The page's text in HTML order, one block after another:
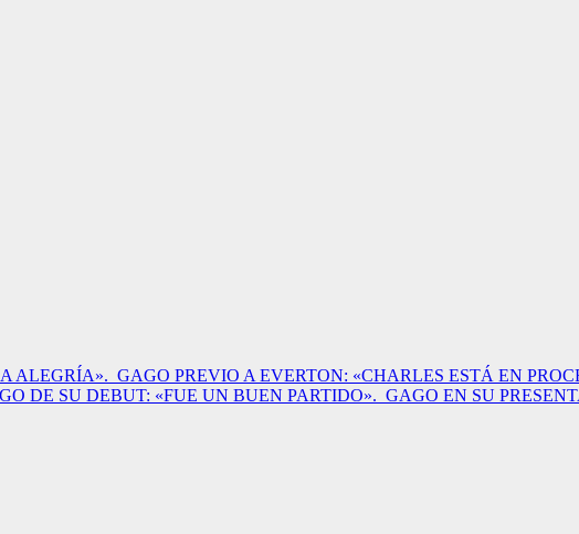
ALEGRÍA». GAGO PREVIO A EVERTON: «CHARLES ESTÁ EN
DE SU DEBUT: «FUE UN BUEN PARTIDO». GAGO EN SU